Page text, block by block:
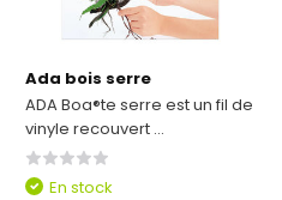
Ada bois serre
ADA Boa®te serre est un fil de
vinyle recouvert ...
En stock